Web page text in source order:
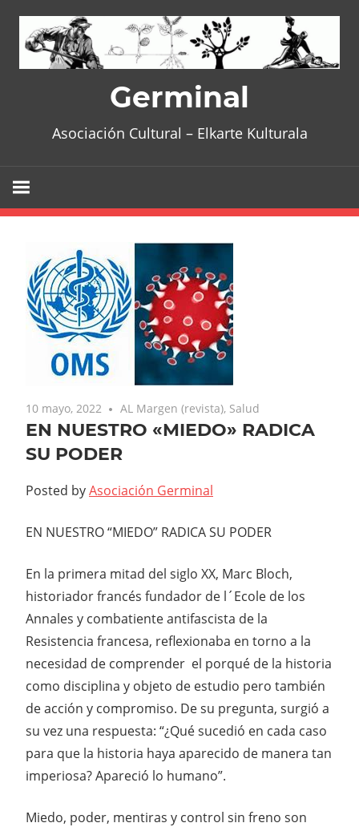
content
Germinal
Asociación Cultural – Elkarte Kulturala
10 mayo, 2022 AL Margen (revista), Salud
EN NUESTRO «MIEDO» RADICA
SU PODER
Posted byAsociación Germinal
EN NUESTRO “MIEDO” RADICA SU PODER
En la primera mitad del siglo XX, Marc Bloch,
historiador francés fundador de l´Ecole de los
Annales y combatiente antifascista de la
Resistencia francesa, reflexionaba en torno a la
necesidad de comprender el porqué de la historia
como disciplina y objeto de estudio pero también
de acción y compromiso. De su pregunta, surgió a
su vez una respuesta: “¿Qué sucedió en cada caso
para que la historia haya aparecido de manera tan
imperiosa? Apareció lo humano”.
Miedo, poder, mentiras y control sin freno son